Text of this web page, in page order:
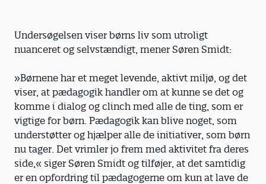
Undersøgelsen viser børns liv som utroligt
nuanceret og selvstændigt, mener Søren Smidt:
»Børnene har et meget levende, aktivt miljø, og det
viser, at pædagogik handler om at kunne se det og
komme i dialog og clinch med alle de ting, som er
vigtige for børn. Pædagogik kan blive noget, som
understøtter og hjælper alle de initiativer, som børn
nu tager. Det vrimler jo frem med aktivitet fra deres
side,« siger Søren Smidt og tilføjer, at det samtidig
er en opfordring til pædagogerne om kun at lave de